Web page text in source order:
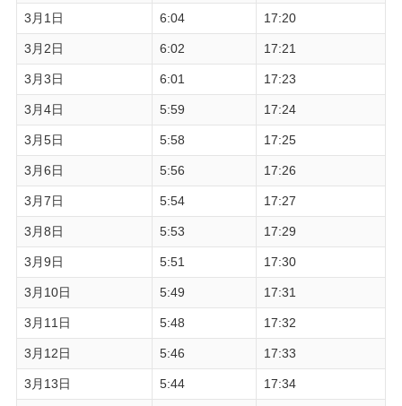
3月1日 6:04 17:20
3月2日 6:02 17:21
3月3日 6:01 17:23
3月4日 5:59 17:24
3月5日 5:58 17:25
3月6日 5:56 17:26
3月7日 5:54 17:27
3月8日 5:53 17:29
3月9日 5:51 17:30
3月10日 5:49 17:31
3月11日 5:48 17:32
3月12日 5:46 17:33
3月13日 5:44 17:34